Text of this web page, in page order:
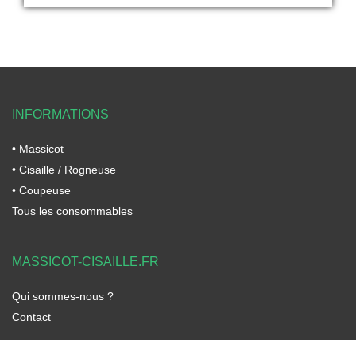
INFORMATIONS
• Massicot
• Cisaille / Rogneuse
• Coupeuse
Tous les consommables
MASSICOT-CISAILLE.FR
Qui sommes-nous ?
Contact